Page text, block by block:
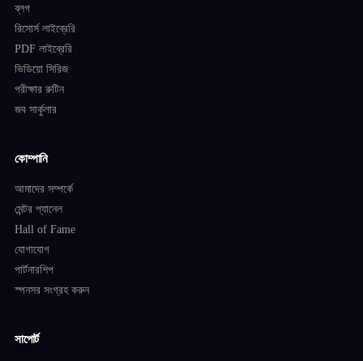
ব্লগ
রিসোর্স লাইব্রেরি
PDF লাইব্রেরি
ভিডিয়ো সিরিজ
পরীক্ষার রুটিন
জব সার্কুলার
কোম্পানি
আমাদের সম্পর্কে
মেন্টর প্যানেল
Hall of Fame
যোগাযোগ
পার্টনারশিপ
স্পনসর সংগ্রহ করুন
সাপোর্ট